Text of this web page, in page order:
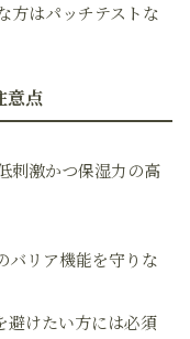
方はパッチテストな
意点
刺激かつ保湿力の高
バリア機能を守りな
避けたい方には必須